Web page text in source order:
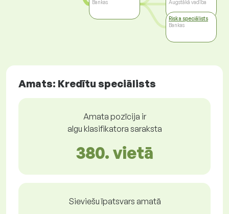
Bankas Augstākā vadība
Riska speciālists
Bankas
Amats: Kredītu speciālists
Amata pozīcija ir
algu klasifikatora saraksta
380. vietā
Sieviešu īpatsvars amatā